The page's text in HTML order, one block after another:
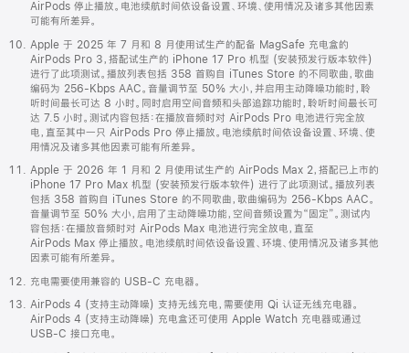
AirPods 停止播放。电池续航时间依设备设置、环境、使用情况及诸多其他因素
可能有所差异。
Apple 于 2025 年 7 月和 8 月使用试生产的配备 MagSafe 充电盒的
AirPods Pro 3，搭配试生产的 iPhone 17 Pro 机型 (安装预发行版本软件)
进行了此项测试。播放列表包括 358 首购自 iTunes Store 的不同歌曲，歌曲
编码为 256-Kbps AAC。音量调节至 50% 大小，并启用主动降噪功能时，聆
听时间最长可达 8 小时。同时启用空间音频和头部追踪功能时，聆听时间最长可
达 7.5 小时。测试内容包括：在播放音频时对 AirPods Pro 电池进行完全放
电，直至其中一只 AirPods Pro 停止播放。电池续航时间依设备设置、环境、使
用情况及诸多其他因素可能有所差异。
Apple 于 2026 年 1 月和 2 月使用试生产的 AirPods Max 2，搭配已上市的
iPhone 17 Pro Max 机型 (安装预发行版本软件) 进行了此项测试。播放列表
包括 358 首购自 iTunes Store 的不同歌曲，歌曲编码为 256-Kbps AAC。
音量调节至 50% 大小，启用了主动降噪功能，空间音频设置为“固定”。测试内
容包括：在播放音频时对 AirPods Max 电池进行完全放电，直至
AirPods Max 停止播放。电池续航时间依设备设置、环境、使用情况及诸多其他
因素可能有所差异。
充电需要使用兼容的 USB-C 充电器。
AirPods 4 (支持主动降噪) 支持无线充电，需要使用 Qi 认证无线充电器。
AirPods 4 (支持主动降噪) 充电盒还可使用 Apple Watch 充电器或通过
USB-C 接口充电。